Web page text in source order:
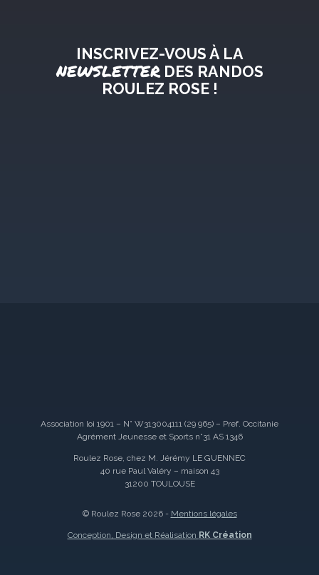
INSCRIVEZ-VOUS À LA
NEWSLETTERDES RANDOS
ROULEZ ROSE !
Association loi 1901 – N° W313004111 (29 965) – Pref. Occitanie
Agrément Jeunesse et Sports n°31 AS 1346
Roulez Rose, chez M. Jérémy LE GUENNEC
40 rue Paul Valéry – maison 43
31200 TOULOUSE
© Roulez Rose 2026 - Mentions légales
Conception, Design et Réalisation RK Création